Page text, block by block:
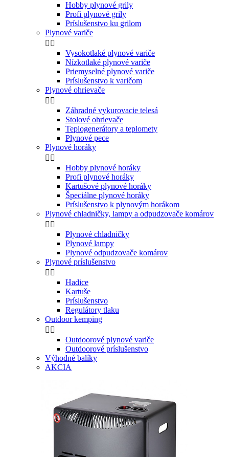
Hobby plynové grily
Profi plynové grily
Príslušenstvo ku grilom
Plynové variče
 
Vysokotlaké plynové variče
Nízkotlaké plynové variče
Priemyselné plynové variče
Príslušenstvo k varičom
Plynové ohrievače
 
Záhradné vykurovacie telesá
Stolové ohrievače
Teplogenerátory a teplomety
Plynové pece
Plynové horáky
 
Hobby plynové horáky
Profi plynové horáky
Kartušové plynové horáky
Špeciálne plynové horáky
Príslušenstvo k plynovým horákom
Plynové chladničky, lampy a odpudzovače komárov
 
Plynové chladničky
Plynové lampy
Plynové odpudzovače komárov
Plynové príslušenstvo
 
Hadice
Kartuše
Príslušenstvo
Regulátory tlaku
Outdoor kemping
 
Outdoorové plynové variče
Outdoorové príslušenstvo
Výhodné balíky
AKCIA